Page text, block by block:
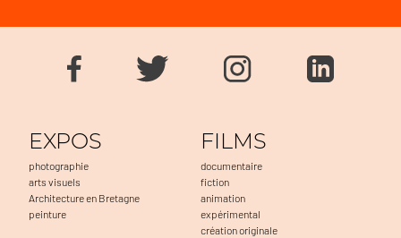
EXPOS
photographie
arts visuels
Architecture en Bretagne
peinture
FILMS
documentaire
fiction
animation
expérimental
création originale